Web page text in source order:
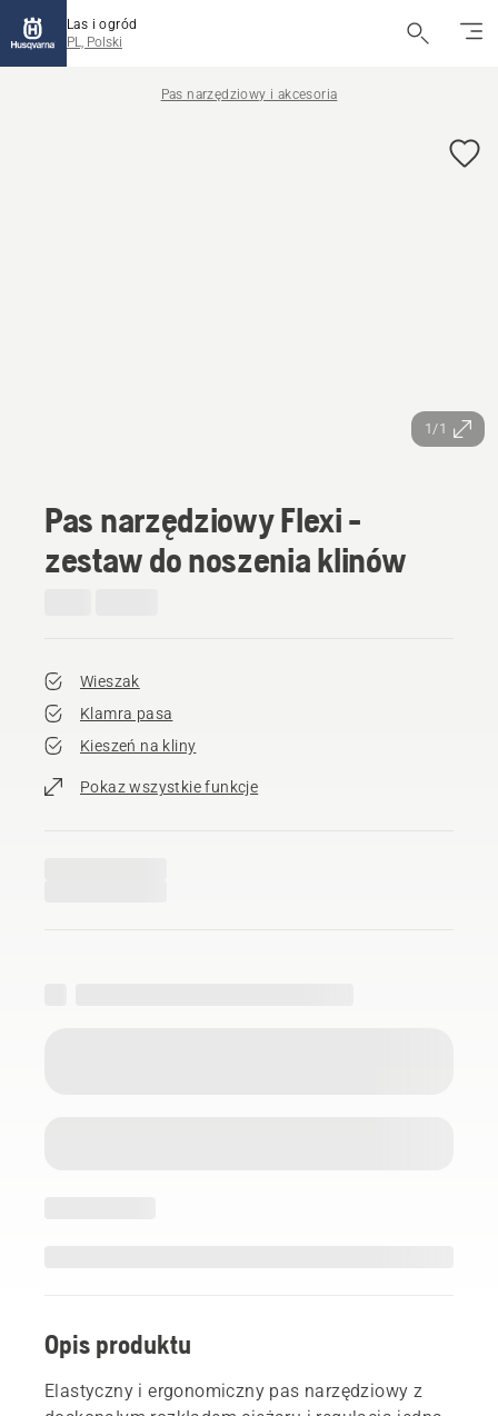
Las i ogród
PL, Polski
Pas narzędziowy i akcesoria
1/1
Pas narzędziowy Flexi -
zestaw do noszenia klinów
Wieszak
Klamra pasa
Kieszeń na kliny
Pokaz wszystkie funkcje
Opis produktu
Elastyczny i ergonomiczny pas narzędziowy z